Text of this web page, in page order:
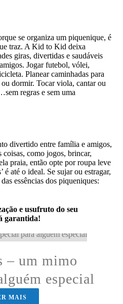
se organiza um piquenique, é
traz. A Kid to Kid deixa
giras, divertidas e saudáveis
Jogar futebol, vólei,
Planear caminhadas para
dormir. Tocar viola, cantar ou
regras e sem uma
divertido entre família e amigos,
coisas, como jogos, brincar,
praia, então opte por roupa leve
é até o ideal. Se sujar ou estragar,
essências dos piqueniques:
e usufruto do seu
garantida!
– um mimo
especial
MAIS